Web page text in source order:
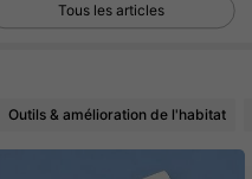
Tous les articles
Outils & amélioration de l'habitat